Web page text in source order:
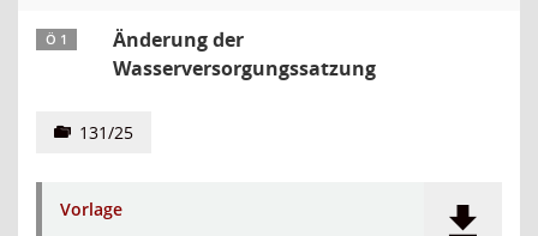
Ö 1
Änderung der
Wasserversorgungssatzung
131/25
Vorlage